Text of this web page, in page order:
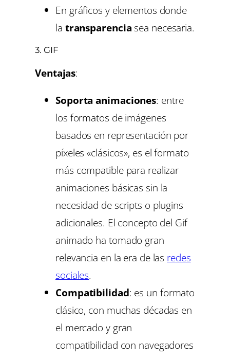
En gráficos y elementos donde
la transparencia sea necesaria.
3. GIF
Ventajas:
Soporta animaciones: entre
los formatos de imágenes
basados en representación por
píxeles «clásicos», es el formato
más compatible para realizar
animaciones básicas sin la
necesidad de scripts o plugins
adicionales. El concepto del Gif
animado ha tomado gran
relevancia en la era de las redes
sociales.
Compatibilidad: es un formato
clásico, con muchas décadas en
el mercado y gran
compatibilidad con navegadores